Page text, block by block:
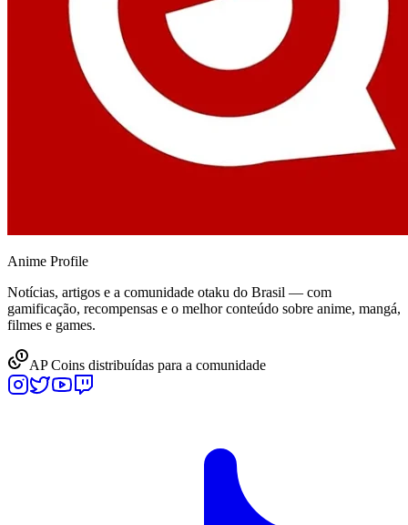
Anime Profile
Notícias, artigos e a comunidade otaku do Brasil — com
gamificação, recompensas e o melhor conteúdo sobre anime, mangá,
filmes e games.
AP Coins distribuídas para a comunidade